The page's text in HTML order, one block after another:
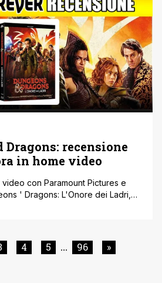
in positivo il [']
Dragons: recensione
in home video
con Paramount Pictures e
' Dragons: L'Onore dei Ladri,
più scanzonate e divertenti
4 5 ... 96 »